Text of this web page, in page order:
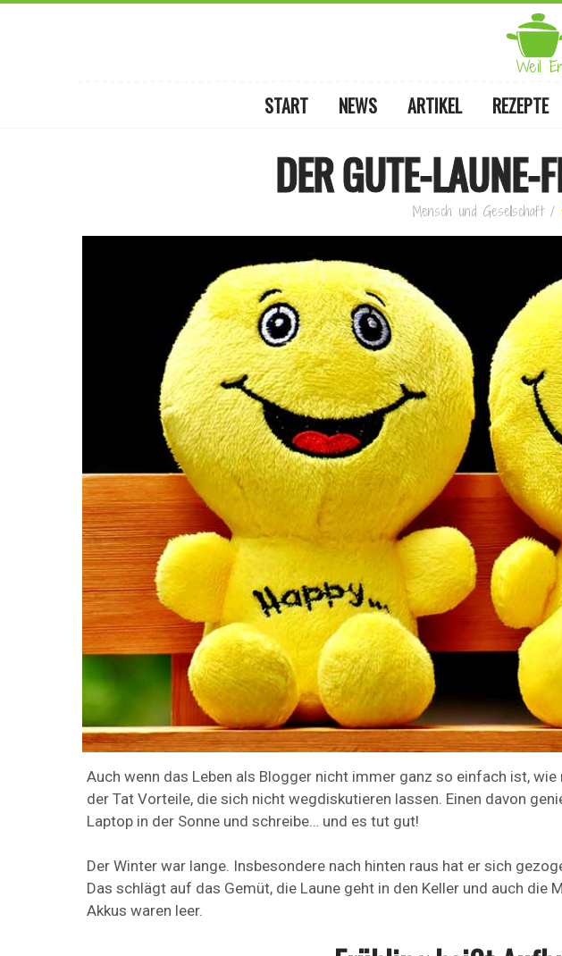
Weil
START NEWS ARTIKEL REZEPTE
DER GUTE-LAUNE-
Mensch und Gesellschaft/
Auch wenn das Leben als Blogger nicht immer ganz so einfach ist,
der Tat Vorteile, die sich nicht wegdiskutieren lassen. Einen davon
Laptop in der Sonne und schreibe… und es tut gut!
Der Winter war lange. Insbesondere nach hinten raus hat er sich
Das schlägt auf das Gemüt, die Laune geht in den Keller und auch die
Akkus waren leer.